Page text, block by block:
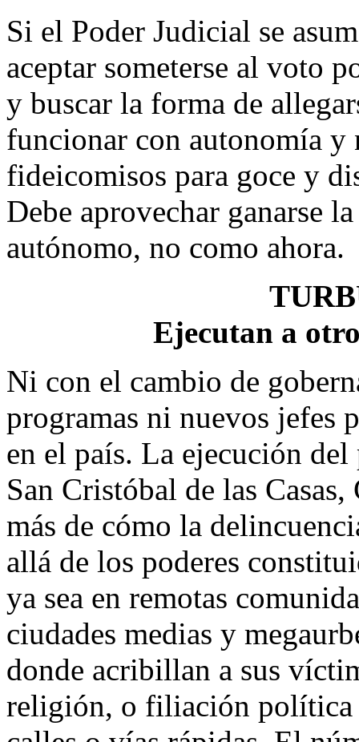
Si el Poder Judicial se
aceptar someterse al voto
y buscar la forma de
funcionar con autonomía y
fideicomisos para goce y
Debe aprovechar ganarse
autónomo, no como ahora.
Ejecutan a
Ni con el cambio de
programas ni nuevos jefes
en el país. La ejecución
San Cristóbal de las
más de cómo la
allá de los poderes
ya sea en remotas
ciudades medias y
donde acribillan a sus
religión, o filiación política